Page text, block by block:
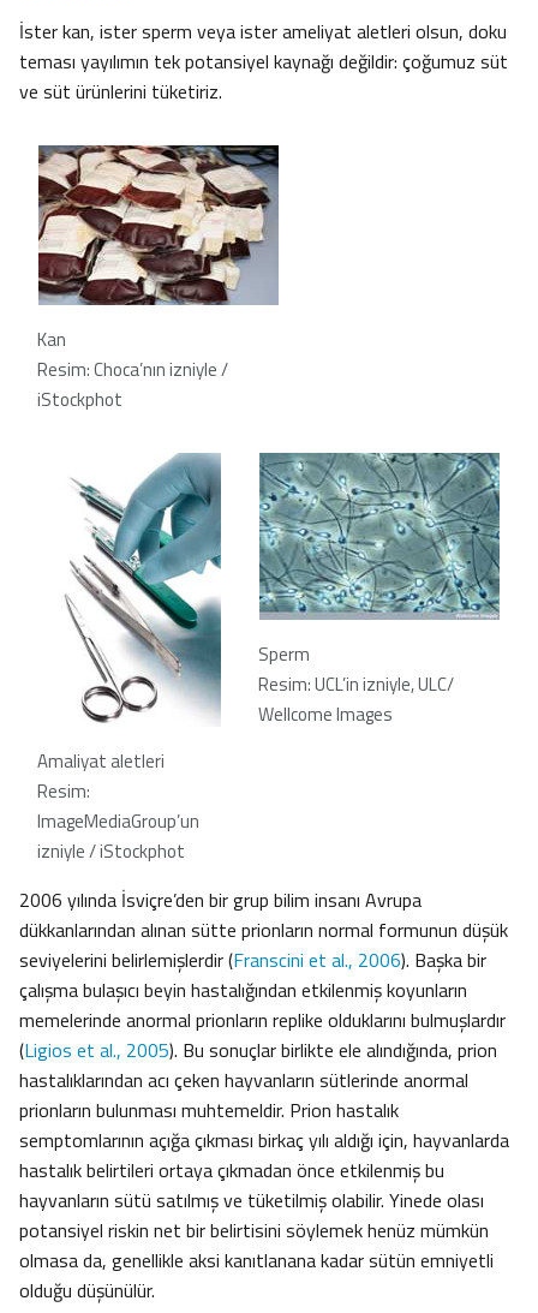
İster kan, ister sperm veya ister ameliyat aletleri olsun, doku
teması yayılımın tek potansiyel kaynağı değildir: çoğumuz süt
ve süt ürünlerini tüketiriz.
Kan
Resim: Choca’nın izniyle /
iStockphot
Sperm
Resim: UCL’in izniyle, ULC/
Wellcome Images
Amaliyat aletleri
Resim:
ImageMediaGroup’un
izniyle / iStockphot
2006 yılında İsviçre’den bir grup bilim insanı Avrupa
dükkanlarından alınan sütte prionların normal formunun düşük
seviyelerini belirlemişlerdir (Franscini et al., 2006). Başka bir
çalışma bulaşıcı beyin hastalığından etkilenmiş koyunların
memelerinde anormal prionların replike olduklarını bulmuşlardır
(Ligios et al., 2005). Bu sonuçlar birlikte ele alındığında, prion
hastalıklarından acı çeken hayvanların sütlerinde anormal
prionların bulunması muhtemeldir. Prion hastalık
semptomlarının açığa çıkması birkaç yılı aldığı için, hayvanlarda
hastalık belirtileri ortaya çıkmadan önce etkilenmiş bu
hayvanların sütü satılmış ve tüketilmiş olabilir. Yinede olası
potansiyel riskin net bir belirtisini söylemek henüz mümkün
olmasa da, genellikle aksi kanıtlanana kadar sütün emniyetli
olduğu düşünülür.